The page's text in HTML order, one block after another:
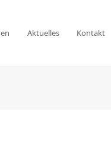
Aktuelles Kontakt